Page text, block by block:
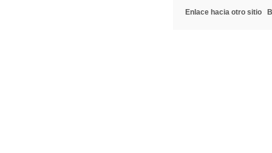
Enlace hacia otro sitio